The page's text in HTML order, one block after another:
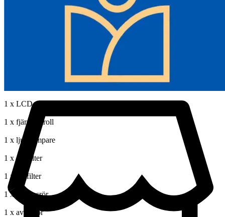
Värmeavledningshålets diameter: 7,6 cm
1 x 10L bränsletank
1 x LCD-omkopplare
1 x fjärrkontroll
1 x ljuddämpare
1 x oljefilter
1 x luftfilter
1 x inloppsrör
1 x avgasrör